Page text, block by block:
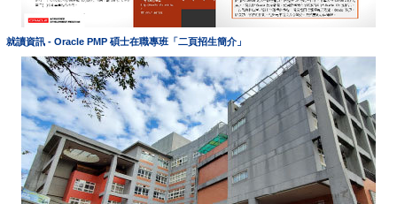
就讀資訊 - Oracle PMP 碩士在職專班「二頁招生簡介」